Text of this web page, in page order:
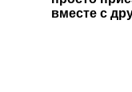
вместе с